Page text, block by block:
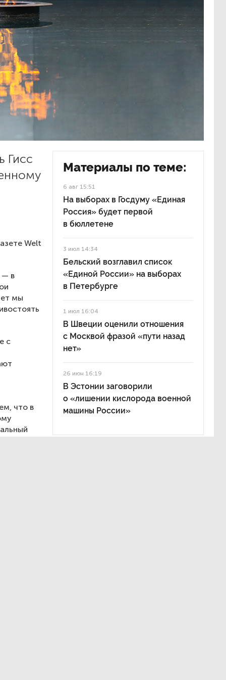
Гисс
Welt
— в
мы
с
что в
Материалы по теме:
6 авг 15:51
На выборах в Госдуму «Единая
Россия» будет первой
в бюллетене
3 июл 14:34
Бельский возглавил список
«Единой России» на выборах
в Петербурге
1 июл 16:04
В Швеции оценили отношения
с Москвой фразой «пути назад
нет»
26 июн 16:19
В Эстонии заговорили
о «лишении кислорода военной
машины России»